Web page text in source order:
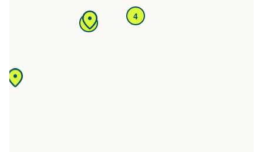
4
4